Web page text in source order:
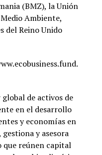
(BMZ), la Unión
Ambiente,
del Reino Unido
de activos de
en el desarrollo
y economías en
y asesora
que reúnen capital